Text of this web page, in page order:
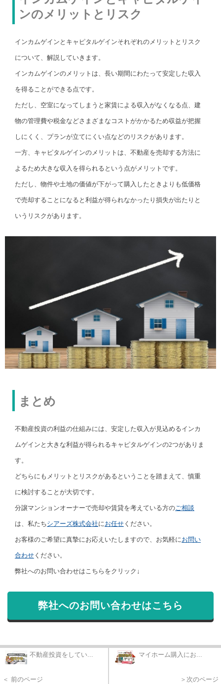
ンのメリットとリスク
インカムゲインとキャピタルゲインそれぞれのメリットとリスク
について、解説していきます。
インカムゲインのメリットは、長い期間にわたって安定した収入
を得ることができる点です。
ただし、空室になってしまうと家賃による収入がなくなる点、建
物の管理費や税金などさまざまなコストがかかるため収益が把握
しにくく、プランが立てにくい点などのリスクがあります。
一方、キャピタルゲインのメリットは、不動産を売却する方法に
よるため大きな収入を得られるという点がメリットです。
ただし、物件や土地の価値が下がって購入したときよりも低価格
で売却することになると利益が得られなかったり損失が出たりと
いうリスクがあります。
まとめ
不動産投資の利益の仕組みには、安定した収入が見込めるインカ
ムゲインと大きな利益が得られるキャピタルゲインの2つがありま
す。
どちらにもメリットとリスクがあるということを踏まえて、慎重
に検討することが大切です。
分譲マンションオーナーで売却や賃貸を考えている方のご相談
は、私たちシアーズ株式会社にお任せ ください。
お客様のご希望に真摯にお応えいたしますので、お気軽にお問い
合わせ ください。
弊社へのお問い合わせはこちらをクリック↓
弊社へのお問い合わせはこちら
不動産投資をしてい...
＜ 前のページ
マイホーム購入にお...
＞次のページ